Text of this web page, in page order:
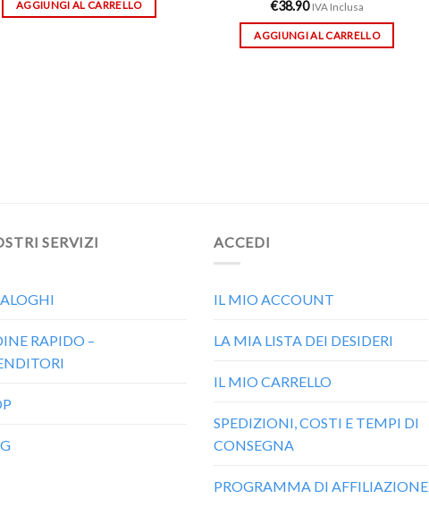
AGGIUNGI AL CARRELLO
Valutato
5.00su 5
€38.90 IVA Inclusa
AGGIUNGI AL CARRELLO
SERVIZI
RAPIDO –
ACCEDI
IL MIO ACCOUNT
LA MIA LISTA DEI DESIDERI
IL MIO CARRELLO
SPEDIZIONI, COSTI E TEMPI DI
CONSEGNA
PROGRAMMA DI AFFILIAZIONE